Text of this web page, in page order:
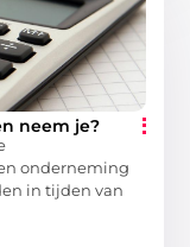
neem je?
onderneming
in tijden van